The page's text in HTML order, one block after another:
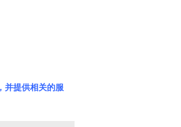
并提供相关的服